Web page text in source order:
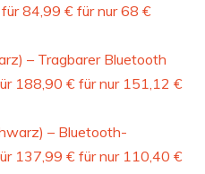
84,99 € für nur 68 €
– Tragbarer Bluetooth
188,90 € für nur 151,12 €
– Bluetooth-
137,99 € für nur 110,40 €